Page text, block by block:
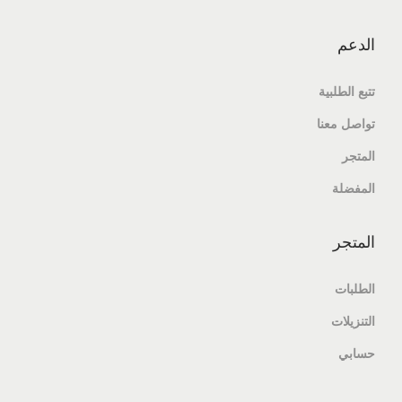
الدعم
تتبع الطلبية
تواصل معنا
المتجر
المفضلة
المتجر
الطلبات
التنزيلات
حسابي